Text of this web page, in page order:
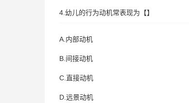
4.幼儿的行为动机常表现为【】
A.内部动机
B.间接动机
C.直接动机
D.远景动机